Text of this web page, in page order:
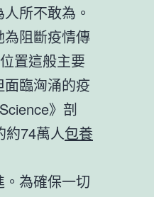
所不敢為。
阻斷疫情傳
置這般主要
臨洶涌的疫
》剖
約74萬人包養
為確保一切